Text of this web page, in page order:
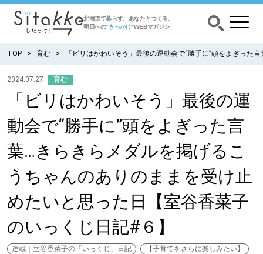
北海道で暮らす、あなたとつくる、
明日への”きっかけ”WEBマガジン
CATEGORY カテゴリー
食べる
暮らす
みがく
TOP 育む 「ビリはかわいそう」最後の運動会で“勝手に”頭をよぎっ
2024.07.27 育む
「ビリはかわいそう」最後の運
動会で“勝手に”頭をよぎった言
葉…きらきらメダルを掲げるこ
うちゃんのありのままを受け止
めたいと思った日【室谷香菜子
のいっくじ日記#６】
連載｜室谷香菜子の「いっくじ」日記
【子育てをさらに楽しみたい】